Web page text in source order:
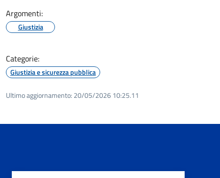
Argomenti:
Giustizia
Categorie:
Giustizia e sicurezza pubblica
Ultimo aggiornamento: 20/05/2026 10:25.11